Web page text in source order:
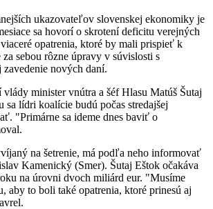
ukazovateľov slovenskej ekonomiky je
sa hovorí o skrotení deficitu verejných
opatrenia, ktoré by mali prispieť k
sebou rôzne úpravy v súvislosti s
nových daní.
minister vnútra a šéf Hlasu Matúš Šutaj
sa lídri koalície budú počas stredajšej
"Primárne sa ideme dnes baviť o
na šetrenie, má podľa neho informovať
Kamenický (Smer). Šutaj Eštok očakáva
na úrovni dvoch miliárd eur. "Musíme
aby to boli také opatrenia, ktoré prinesú aj